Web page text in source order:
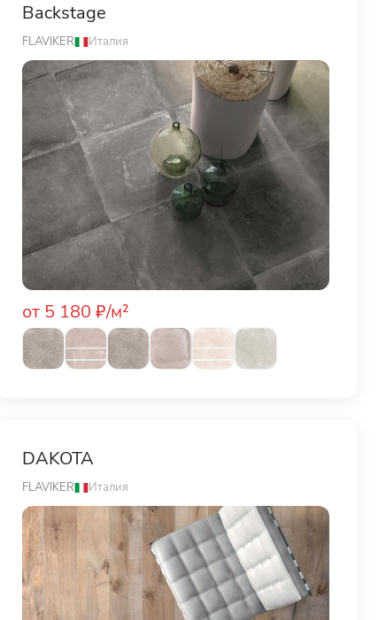
Backstage
FLAVIKER Италия
от 5 180 ₽/м²
DAKOTA
FLAVIKER Италия